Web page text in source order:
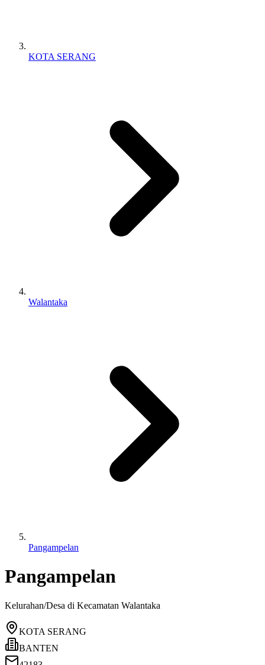
KOTA SERANG
Walantaka
Pangampelan
Pangampelan
Kelurahan/Desa di Kecamatan Walantaka
KOTA SERANG
BANTEN